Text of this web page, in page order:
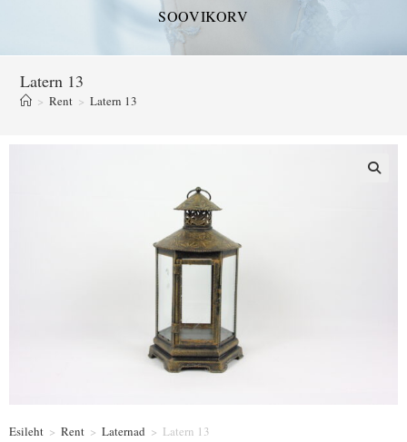
SOOVIKORV
Latern 13
> Rent > Latern 13
Esileht > Rent > Laternad > Latern 13